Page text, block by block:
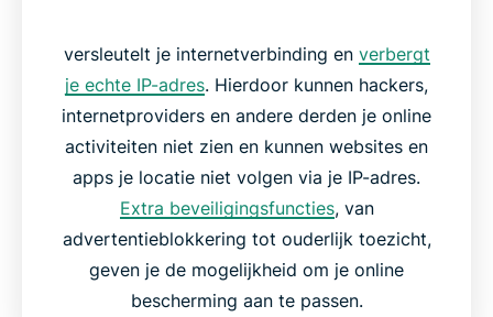
versleutelt je internetverbinding en verbergt
je echte IP-adres. Hierdoor kunnen hackers,
internetproviders en andere derden je online
activiteiten niet zien en kunnen websites en
apps je locatie niet volgen via je IP-adres.
Extra beveiligingsfuncties, van
advertentieblokkering tot ouderlijk toezicht,
geven je de mogelijkheid om je online
bescherming aan te passen.